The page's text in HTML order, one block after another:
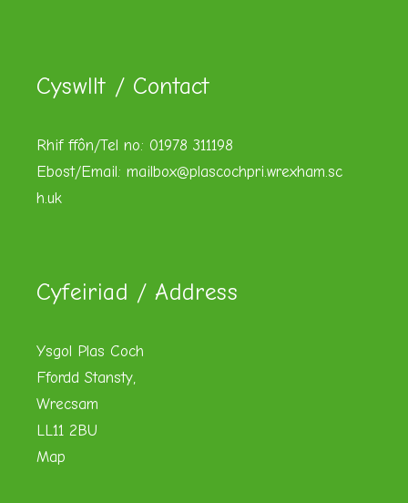
Cyswllt / Contact
Rhif ffôn/Tel no: 01978 311198
Ebost/Email: mailbox@plascochpri.wrexham.sc
h.uk
Cyfeiriad / Address
Ysgol Plas Coch
Ffordd Stansty,
Wrecsam
LL11 2BU
Map